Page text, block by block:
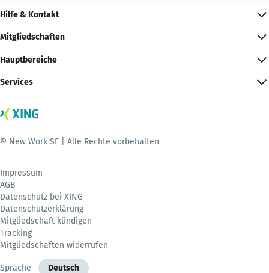
Hilfe & Kontakt
Mitgliedschaften
Hauptbereiche
Services
© New Work SE | Alle Rechte vorbehalten
Impressum
AGB
Datenschutz bei XING
Datenschutzerklärung
Mitgliedschaft kündigen
Tracking
Mitgliedschaften widerrufen
Sprache Deutsch